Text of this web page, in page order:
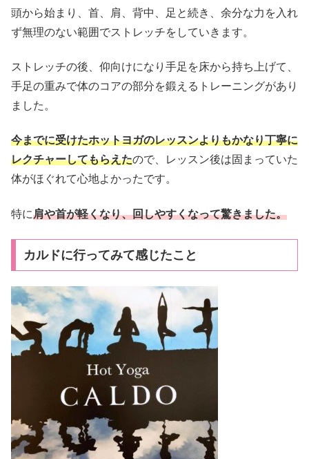
頭から始まり、首、肩、背中、足と続き、余分な力を入れ
ず無理のない範囲でストレッチをしていきます。
ストレッチの後、仰向けになり手足を床から持ち上げて、
手足の重みで体のコアの部分を鍛えるトレーニングがあり
ました。
今までに受けたホットヨガのレッスンよりもかなり丁寧に
レクチャーしてもらえたので、レッスン後は固まっていた
体がほぐれて心地よかったです。
特に肩や首が軽くなり、回しやすくなって驚きました。
カルドに行ってみて感じたこと